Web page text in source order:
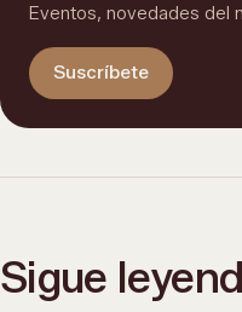
Eventos, novedades del
Suscríbete
Sigue